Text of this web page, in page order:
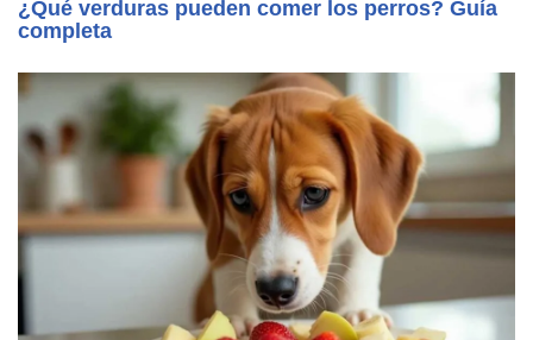
¿Qué verduras pueden comer los perros? Guía
completa